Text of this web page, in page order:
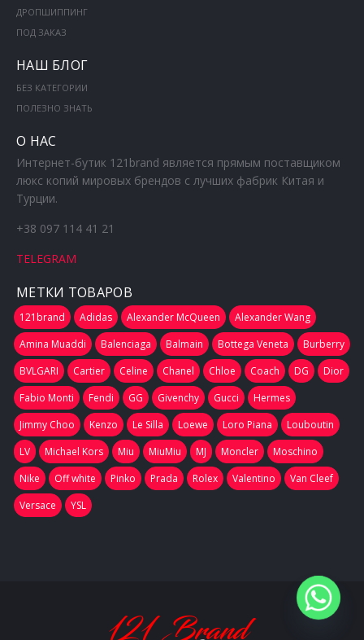
ДРОПШИППИНГ
ПОД ЗАКАЗ
НАШ БЛОГ
БЕЗ КАТЕГОРИИ
ПОЛЕЗНО ЗНАТЬ
О НАС
Интернет-бутик 121brand является прямым поставщиком
люкс копий мировых брендов с лучших фабрик Китая и
Турции.
+38 097 114 41 21
TELEGRAM
МЕТКИ ТОВАРОВ
121brand Adidas Alexander McQueen
Alexander Wang
Amina Muaddi
Balenciaga Balmain Bottega Veneta
Burberry
BVLGARI
Cartier Celine Chanel Chloe Coach DG
Dior
Fabio Monti
Fendi GG Givenchy Gucci
Hermes
Jimmy Choo
Kenzo Le Silla Loewe Loro Piana
Louboutin
LV
Michael Kors Miu MiuMiu MJ Moncler
Moschino
Nike
Off white Pinko Prada Rolex Valentino
Van Cleef
Versace
YSL